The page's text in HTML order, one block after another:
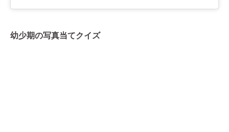
幼少期の写真当てクイズ